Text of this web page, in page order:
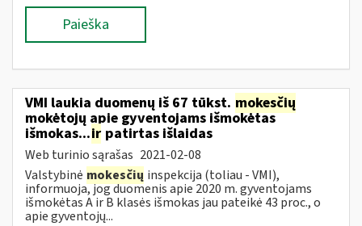
Paieška
VMI laukia duomenų iš 67 tūkst. mokesčių
mokėtojų apie gyventojams išmokėtas
išmokas...ir patirtas išlaidas
Web turinio sąrašas 2021-02-08
Valstybinė mokesčių inspekcija (toliau - VMI),
informuoja, jog duomenis apie 2020 m. gyventojams
išmokėtas A ir B klasės išmokas jau pateikė 43 proc., o
apie gyventojų...